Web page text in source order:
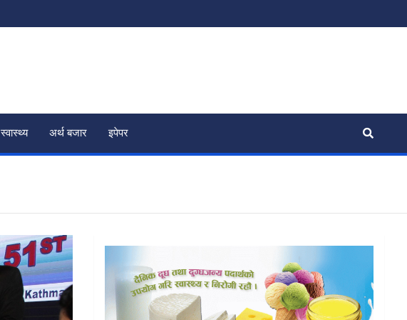
स्वास्थ्य अर्थ बजार इपेपर